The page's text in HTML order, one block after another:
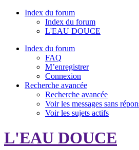
Index du forum
Index du forum
L'EAU DOUCE
Index du forum
FAQ
M’enregistrer
Connexion
Recherche avancée
Recherche avancée
Voir les messages sans
Voir les sujets actifs
L'EAU DOUCE